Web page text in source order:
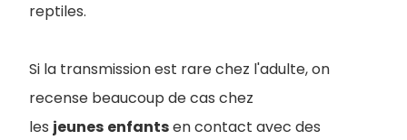
reptiles.
Si la transmission est rare chez l'adulte, on
recense beaucoup de cas chez
les jeunes enfantsen contact avec des